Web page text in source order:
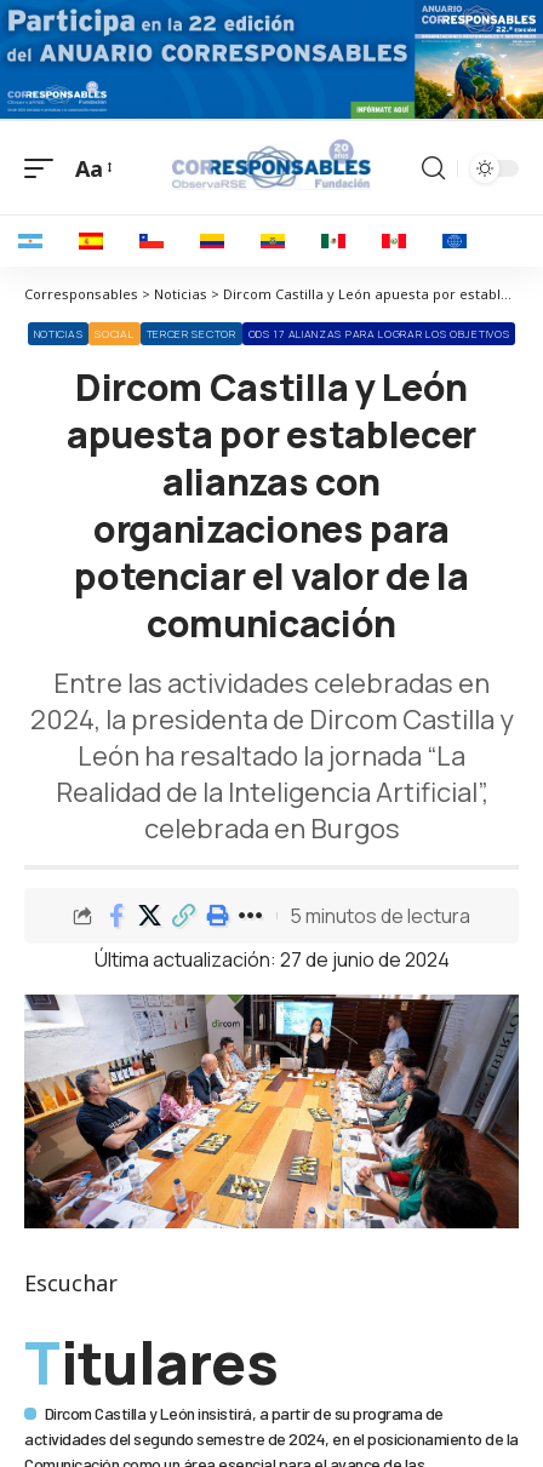
Aa
Corresponsables > Noticias > Dircom Castilla y León apuesta por establecer alianzas con organizaciones para potenciar el valor de la comunicación
NOTICIAS SOCIAL TERCER SECTOR ODS 17 ALIANZAS PARA LOGRAR LOS OBJETIVOS
Dircom Castilla y León
apuesta por establecer
alianzas con
organizaciones para
potenciar el valor de la
comunicación
Entre las actividades celebradas en
2024, la presidenta de Dircom Castilla y
León ha resaltado la jornada “La
Realidad de la Inteligencia Artificial”,
celebrada en Burgos
Última actualización: 27 de junio de 2024
5 minutos de lectura
Escuchar
Titulares
Dircom Castilla y León insistirá, a partir de su programa de
actividades del segundo semestre de 2024, en el posicionamiento de la